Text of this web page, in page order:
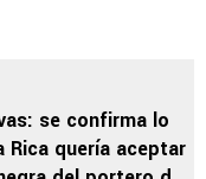
se confirma lo
Rica quería aceptar